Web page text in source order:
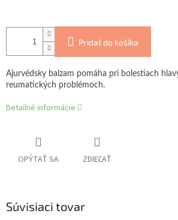
Pridať do košíka
Ajurvédsky balzam pomáha pri bolestiach
reumatických problémoch.
Detailné informácie
OPÝTAŤ SA ZDIEĽAŤ
Súvisiaci tovar